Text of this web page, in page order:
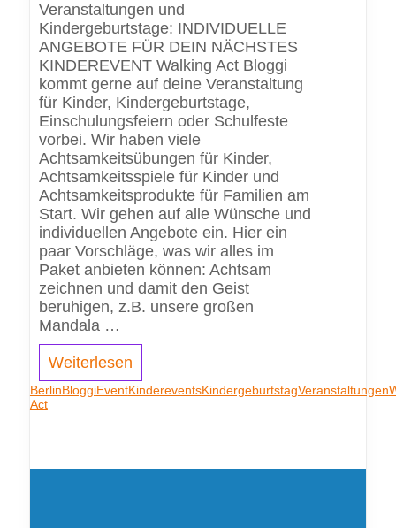
Veranstaltungen und
Kindergeburtstage: INDIVIDUELLE
ANGEBOTE FÜR DEIN NÄCHSTES
KINDEREVENT Walking Act Bloggi
kommt gerne auf deine Veranstaltung
für Kinder, Kindergeburtstage,
Einschulungsfeiern oder Schulfeste
vorbei. Wir haben viele
Achtsamkeitsübungen für Kinder,
Achtsamkeitsspiele für Kinder und
Achtsamkeitsprodukte für Familien am
Start. Wir gehen auf alle Wünsche und
individuellen Angebote ein. Hier ein
paar Vorschläge, was wir alles im
Paket anbieten können: Achtsam
zeichnen und damit den Geist
beruhigen, z.B. unsere großen
Mandala …
Weiterlesen
BerlinBloggiEventKindereventsKindergeburtstagVeranstaltungen
Act